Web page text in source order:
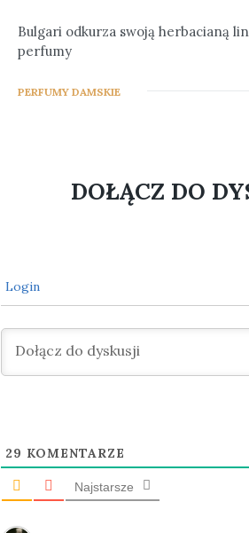
Bulgari odkurza swoją herbacianą
perfumy
PERFUMY DAMSKIE
DOŁĄCZ DO
Login
29 KOMENTARZE
Najstarsze